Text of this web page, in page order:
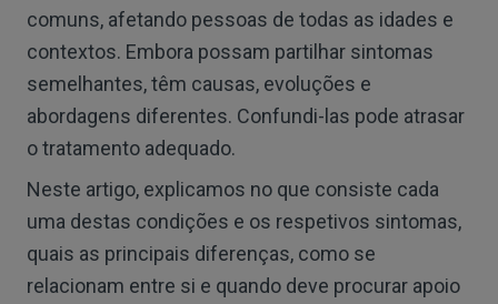
comuns, afetando pessoas de todas as idades e
contextos. Embora possam partilhar sintomas
semelhantes, têm causas, evoluções e
abordagens diferentes. Confundi-las pode atrasar
o tratamento adequado.
Neste artigo, explicamos no que consiste cada
uma destas condições e os respetivos sintomas,
quais as principais diferenças, como se
relacionam entre si e quando deve procurar apoio